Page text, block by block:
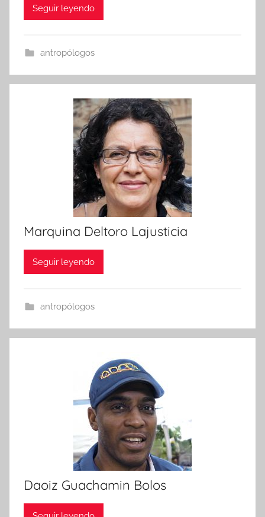
Seguir leyendo
antropólogos
Marquina Deltoro Lajusticia
Seguir leyendo
antropólogos
Daoiz Guachamin Bolos